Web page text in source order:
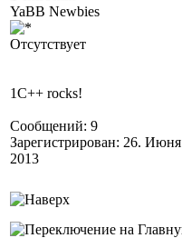
YaBB Newbies
Отсутствует
1C++ rocks!
Сообщений: 9
Зарегистрирован: 26. Июня
2013